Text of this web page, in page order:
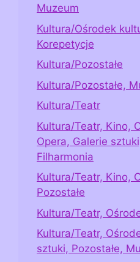
Muzeum
Kultura/Ośrodek
Korepetycje
Kultura/Pozostałe
Kultura/Pozostałe,
Kultura/Teatr
Kultura/Teatr, Kino,
Opera, Galerie
Filharmonia
Kultura/Teatr, Kino,
Pozostałe
Kultura/Teatr,
Kultura/Teatr,
sztuki, Pozostałe,